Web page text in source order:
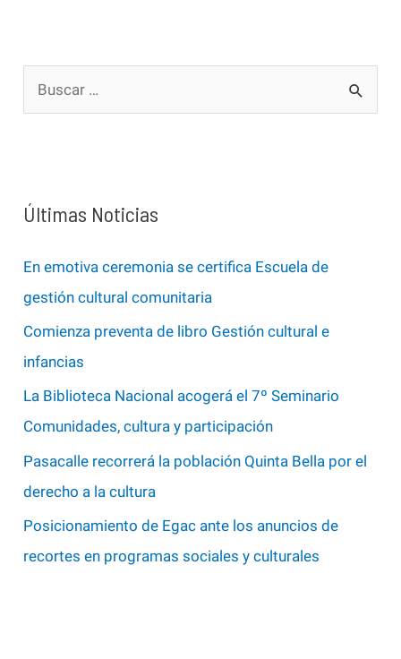
u
a
p
o
r
:
Últimas Noticias
En emotiva ceremonia se certifica Escuela de
gestión cultural comunitaria
Comienza preventa de libro Gestión cultural e
infancias
La Biblioteca Nacional acogerá el 7º Seminario
Comunidades, cultura y participación
Pasacalle recorrerá la población Quinta Bella por el
derecho a la cultura
Posicionamiento de Egac ante los anuncios de
recortes en programas sociales y culturales